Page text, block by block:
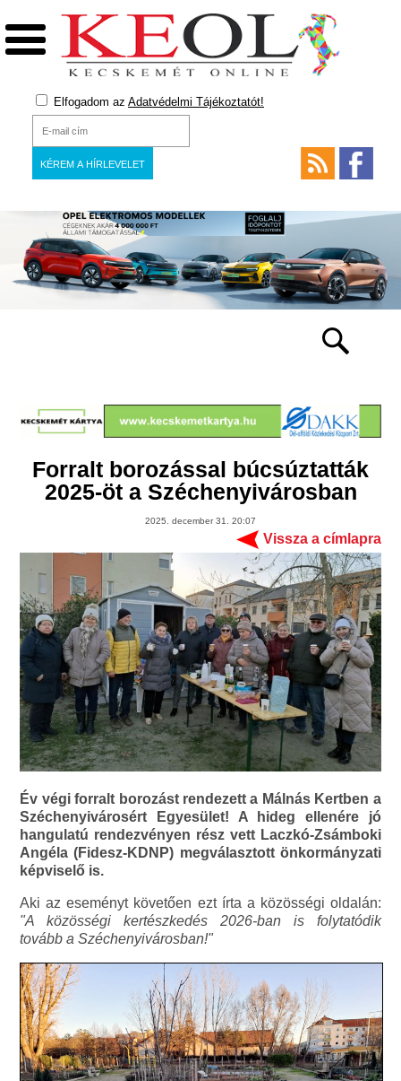
Elfogadom az Adatvédelmi Tájékoztatót!
Forralt borozással búcsúztatták
2025-öt a Széchenyivárosban
2025. december 31. 20:07
Vissza a címlapra
Év végi forralt borozást rendezett a Málnás Kertben a
Széchenyivárosért Egyesület! A hideg ellenére jó
hangulatú rendezvényen rész vett Laczkó-Zsámboki
Angéla (Fidesz-KDNP) megválasztott önkormányzati
képviselő is.
Aki az eseményt követően ezt írta a közösségi oldalán:
"A közösségi kertészkedés 2026-ban is folytatódik
tovább a Széchenyivárosban!"